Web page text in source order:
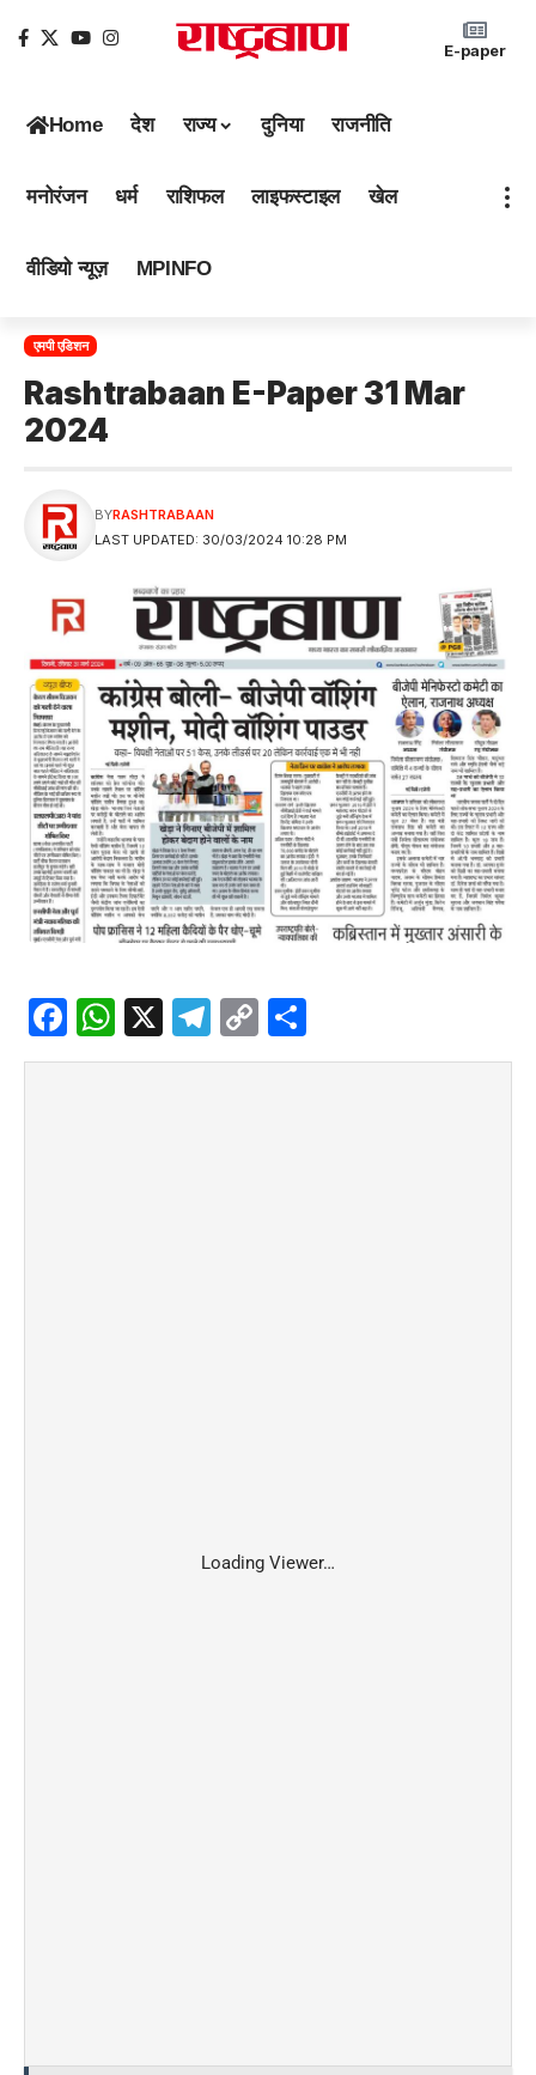
E-paper
Home देश राज्य दुनिया राजनीति
मनोरंजन धर्म राशिफल लाइफस्टाइल खेल
वीडियो न्यूज़ MPINFO
एमपी एडिशन
Rashtrabaan E-Paper 31 Mar
2024
LAST UPDATED: 30/03/2024 10:28 PM
BYRASHTRABAAN
Facebook
WhatsApp
X Telegram
Copy
Link
Loading Viewer…